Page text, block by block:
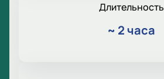
Длительность
~ 2 часа